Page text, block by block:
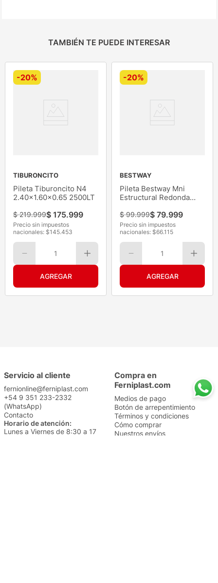
TAMBIÉN TE PUEDE INTERESAR
-20%
TIBURONCITO
Pileta Tiburoncito N4
2.40x1.60x0.65 2500LT
$ 219.999$ 175.999
Precio sin impuestos
nacionales: $145.453
1
-20%
BESTWAY
Pileta Bestway Mni
Estructural Redonda
$ 99.999$ 79.999
Precio sin impuestos
nacionales: $66.115
1
Servicio al cliente
fernionline@ferniplast.com
+54 9 351 233-2332
(WhatsApp)
Contacto
Horario de atención:
Lunes a Viernes de 8:30 a 17
Compra en
Ferniplast.com
Medios de pago
Botón de arrepentimiento
Términos y condiciones
Cómo comprar
Nuestros envíos